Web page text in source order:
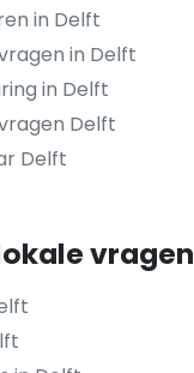
in Delft
in Delft
in Delft
Delft
Delft
vragen